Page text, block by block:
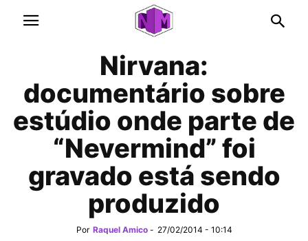
Nirvana:
documentário sobre
estúdio onde parte de
“Nevermind” foi
gravado está sendo
produzido
Por Raquel Amico - 27/02/2014 - 10:14